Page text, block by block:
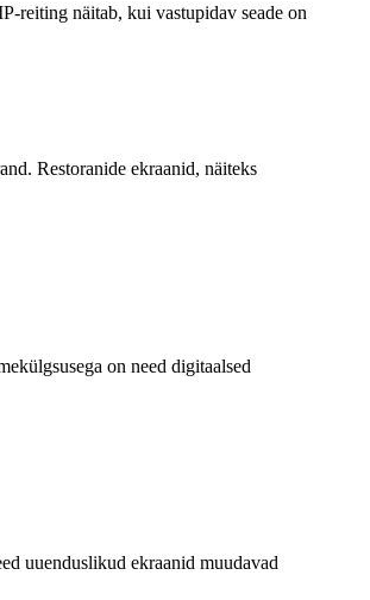
reiting näitab, kui vastupidav seade on
Restoranide ekraanid, näiteks
on need digitaalsed
uuenduslikud ekraanid muudavad